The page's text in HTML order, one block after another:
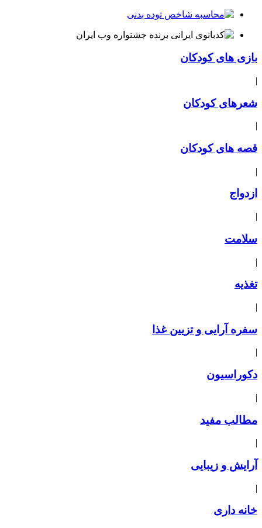
بازی های کودکان
|
شعرهای کودکان
|
قصه های کودکان
|
ازدواج
|
سلامت
|
تغذیه
|
سفره آرایی و تزیین غذا
|
دکوراسیون
|
مطالب مفید
|
آرایش و زیبایی
|
خانه داری